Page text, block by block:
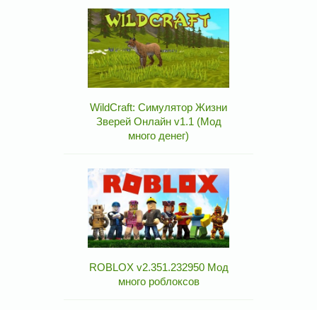
WildCraft: Симулятор Жизни
Зверей Онлайн v1.1 (Мод
много денег)
ROBLOX v2.351.232950 Мод
много роблоксов